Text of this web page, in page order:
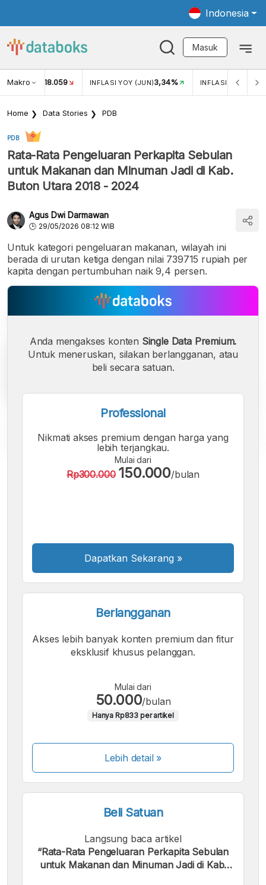
Indonesia
Masuk
Makro
USD/IDR 18.059 INFLASI YOY (JUN)3,34% INFLASI MOM
Home Data Stories PDB
PDB
Rata-Rata Pengeluaran Perkapita Sebulan
untuk Makanan dan Minuman Jadi di Kab.
Buton Utara 2018 - 2024
Agus Dwi Darmawan
29/05/2026 08:12 WIB
Untuk kategori pengeluaran makanan, wilayah ini
berada di urutan ketiga dengan nilai 739715 rupiah per
kapita dengan pertumbuhan naik 9,4 persen.
Font
A
Font
A
Font
Anda mengakses konten Single Data Premium.
Untuk meneruskan, silakan berlangganan, atau
beli secara satuan.
Professional
Nikmati akses premium dengan harga yang
lebih terjangkau.
Mulai dari
Rp300.000 150.000/bulan
Dapatkan Sekarang »
Berlangganan
Akses lebih banyak konten premium dan fitur
eksklusif khusus pelanggan.
Mulai dari
50.000/bulan
Hanya Rp833 per artikel
Lebih detail »
Beli Satuan
Langsung baca artikel
“Rata-Rata Pengeluaran Perkapita Sebulan
untuk Makanan dan Minuman Jadi di Kab.